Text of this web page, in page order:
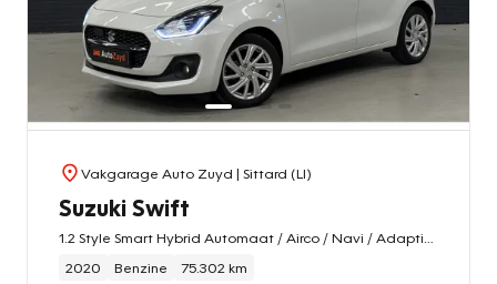
Vakgarage Auto Zuyd | Sittard (LI)
Suzuki Swift
2020
Benzine 75.302 km